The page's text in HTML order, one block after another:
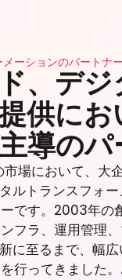
ーションのパートナ
、デジ
供に
導の
場において、大
ルトランスフォ
です。2003年の
フラ、運用管理
に至るまで、幅
行ってきました。.